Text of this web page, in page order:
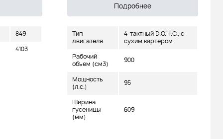
с
Подробнее
Тип двигателя 4-тактный
двигателя
(PR 300)
объем (см3)